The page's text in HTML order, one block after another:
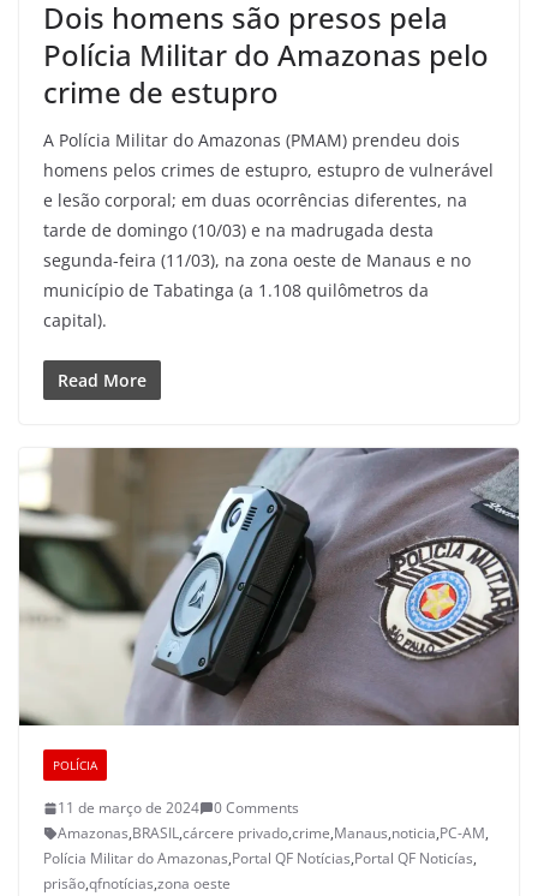
Dois homens são presos pela
Polícia Militar do Amazonas pelo
crime de estupro
A Polícia Militar do Amazonas (PMAM) prendeu dois
homens pelos crimes de estupro, estupro de vulnerável
e lesão corporal; em duas ocorrências diferentes, na
tarde de domingo (10/03) e na madrugada desta
segunda-feira (11/03), na zona oeste de Manaus e no
município de Tabatinga (a 1.108 quilômetros da
capital).
Read More
POLÍCIA
11 de março de 2024
0 Comments
Amazonas,BRASIL,cárcere privado,crime,Manaus,noticia,PC-AM,
Polícia Militar do Amazonas,Portal QF Notícias,Portal QF Noticías,
prisão,qfnotícias,zona oeste